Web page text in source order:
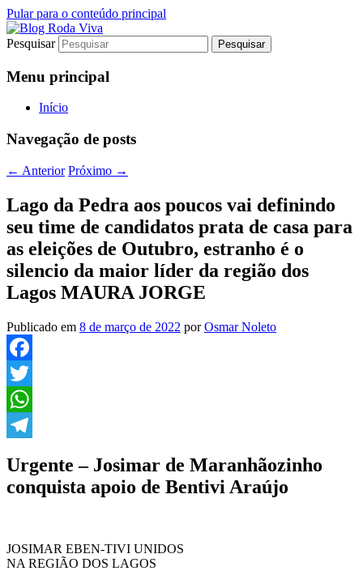
Pular para o conteúdo principal
Blog Roda Viva
Jornalismo sério comprometido com a
verdade
Pesquisar
Menu principal
Início
Navegação de posts
← Anterior Próximo →
Lago da Pedra aos poucos vai definindo
seu time de candidatos prata de casa para
as eleições de Outubro, estranho é o
silencio da maior líder da região dos
Lagos MAURA JORGE
Publicado em 8 de março de 2022 porOsmar Noleto
Facebook
Twitter
WhatsApp
Urgente – Josimar de Maranhãozinho
conquista apoio de Bentivi Araújo
JOSIMAR EBEN-TIVI UNIDOS
NA REGIÃO DOS LAGOS